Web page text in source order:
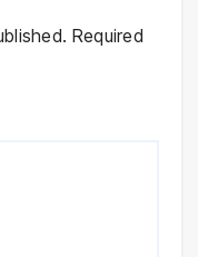
Required